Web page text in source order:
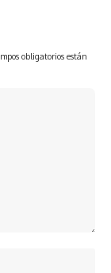
obligatorios están